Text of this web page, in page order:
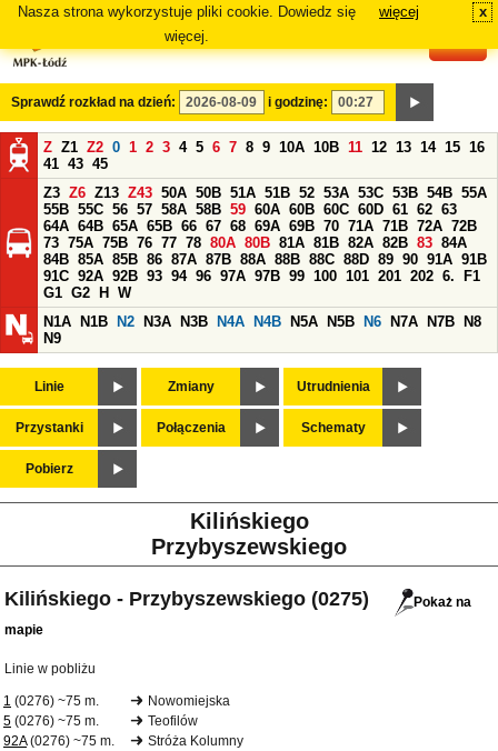
Nasza strona wykorzystuje pliki cookie. Dowiedz się
więcej.
więcej x
Sprawdź rozkład na dzień: i godzinę:
Z Z1 Z2 0 1 2 3 4 5 6 7 8 9 10A 10B 11 12 13 14 15 16
41 43 45
Z3 Z6 Z13 Z43 50A 50B 51A 51B 52 53A 53C 53B 54B 55A
55B 55C 56 57 58A 58B 59 60A 60B 60C 60D 61 62 63
64A 64B 65A 65B 66 67 68 69A 69B 70 71A 71B 72A 72B
73 75A 75B 76 77 78 80A 80B 81A 81B 82A 82B 83 84A
84B 85A 85B 86 87A 87B 88A 88B 88C 88D 89 90 91A 91B
91C 92A 92B 93 94 96 97A 97B 99 100 101 201 202 6.
F1
G1 G2 H
W
N1A
N1B N2 N3A N3B N4A N4B N5A N5B N6 N7A N7B
N8
N9
Linie Zmiany Utrudnienia
Przystanki Połączenia Schematy
Pobierz
Kilińskiego
Przybyszewskiego
Kilińskiego - Przybyszewskiego (0275)
Pokaż na
mapie
Linie w pobliżu
1 (0276) ~75 m.
Nowomiejska
5 (0276) ~75 m.
Teofilów
92A(0276) ~75 m.
Stróża Kolumny